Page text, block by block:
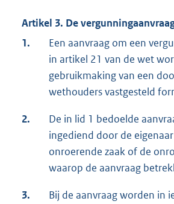
Artikel 3. De
1.
Een aanvraag om een
in artikel 21 van de wet
gebruikmaking van een
wethouders vastgesteld
2.
De in lid 1 bedoelde
ingediend door de
onroerende zaak of de
waarop de aanvraag
3.
Bij de aanvraag worden in